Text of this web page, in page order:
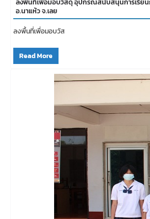
ลงพื้นที่เพื่อมอบวัสดุ อุปกรณ์สนับสนุนการเรียน
อ.นาแห้ว จ.เลย
ลงพื้นที่เพื่อมอบวัส
Read More